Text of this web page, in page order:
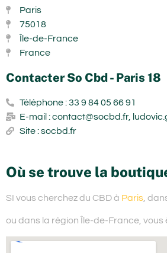
Paris
75018
Île-de-France
France
Contacter So Cbd - Paris 18
Téléphone : 33 9 84 05 66 91
E-mail : contact@socbd.fr,
Site : socbd.fr
Où se trouve la
SI vous cherchez du CBD à Paris ,
ou dans la région Île-de-France, vous